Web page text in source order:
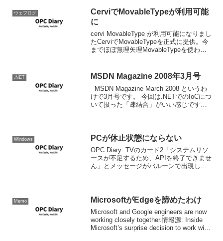
ウェブログ
CerviでMovableTypeが利用可能
に
cervi MovableType が利用可能になりまし
たCerviでMovableTypeを正式に提供。今
までほぼ無理矢理MovableTypeを使わし
く、多くのビジ...
.NET MSDN Magazine 2008年3月号
MSDN Magazine March 2008 というわ
けで3月号です。 今回は.NETでのIoCにつ
いて扱った「疎結合」がいい感じです。
Windows PCが休止状態にならない
OPC Diary: TVのカード2「システムリソ
ースが不足するため、APIを終了できませ
ん」とメッセージがバルーンで出現し旧
Memo MicrosoftがEdgeを諦めたわけ
Microsoft and Google engineers are now
working closely together.情報源: Inside
Microsoft’s surprise decision to work with